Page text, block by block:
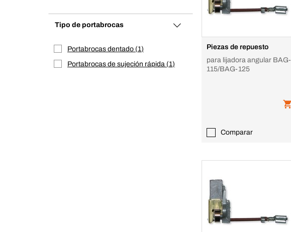
Tipo de portabrocas
Portabrocas dentado 1
Portabrocas de sujeción rápida 1
Piezas de repuesto
para lijadora angular BAG-
115/BAG-125
Comparar